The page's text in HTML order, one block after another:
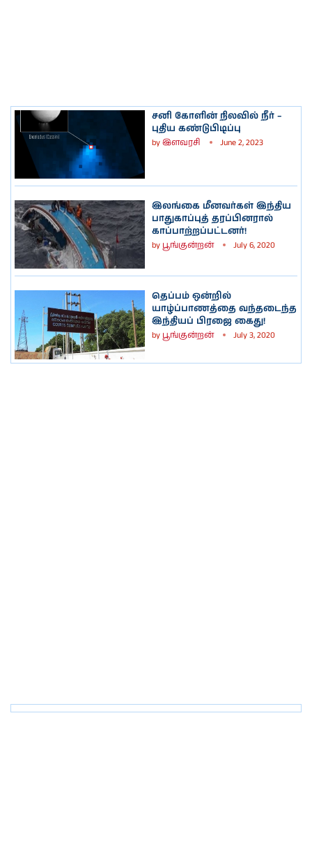
சனி கோளின் நிலவில் நீர் –
புதிய கண்டுபிடிப்பு
byஇளவரசி June 2, 2023
இலங்கை மீனவர்கள் இந்திய
பாதுகாப்புத் தரப்பினரால்
காப்பாற்றப்பட்டனர்!
by பூங்குன்றன் July 6, 2020
தெப்பம் ஒன்றில்
யாழ்ப்பாணத்தை வந்தடைந்த
இந்தியப் பிரஜை கைது!
by பூங்குன்றன் July 3, 2020